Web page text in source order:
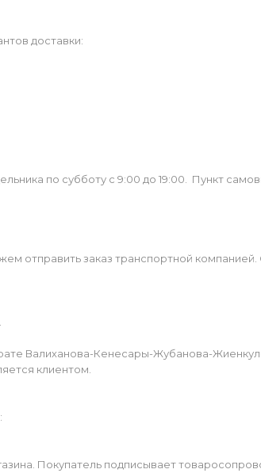
доставки:
по субботу с 9:00 до 19:00. Пункт
отправить заказ транспортной компанией.
Валиханова-Кенесары-Жубанова-
клиентом.
Покупатель подписывает